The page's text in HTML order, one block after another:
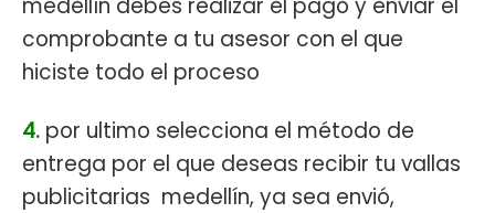
comprobante a tu asesor con el que
hiciste todo el proceso
4. por ultimo selecciona el método de
entrega por el que deseas recibir tu vallas
publicitarias medellín, ya sea envió,